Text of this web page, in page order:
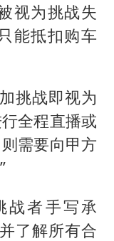
视为挑战失
能抵扣购车
挑战即视为
全程直播或
需要向甲方
战者手写承
了解所有合